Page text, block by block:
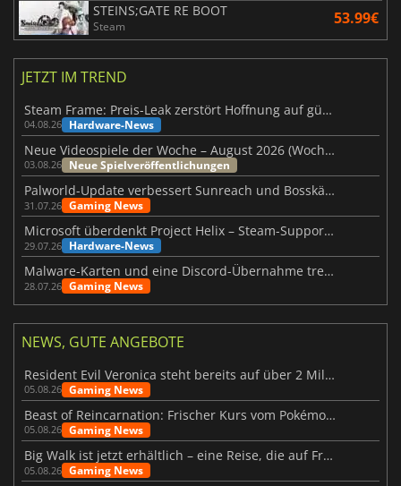
STEINS;GATE RE BOOT
Steam 53.99€
JETZT IM TREND
Steam Frame: Preis-Leak zerstört Hoffnung auf günstiges VR-Headset
04.08.26 Hardware-News
Neue Videospiele der Woche – August 2026 (Woche 32)
03.08.26 Neue Spielveröffentlichungen
Palworld-Update verbessert Sunreach und Bosskämpfe deutlich
31.07.26 Gaming News
Microsoft überdenkt Project Helix – Steam-Support gefährdet
29.07.26 Hardware-News
Malware-Karten und eine Discord-Übernahme treffen Meccha Chameleon
28.07.26 Gaming News
NEWS, GUTE ANGEBOTE
Resident Evil Veronica steht bereits auf über 2 Millionen Wunschlisten
05.08.26 Gaming News
Beast of Reincarnation: Frischer Kurs vom Pokémon-Studio
05.08.26 Gaming News
Big Walk ist jetzt erhältlich – eine Reise, die auf Freundschaft basiert
05.08.26 Gaming News